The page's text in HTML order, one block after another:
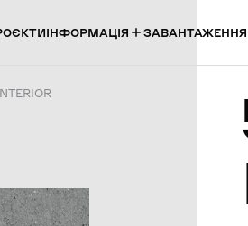
ІНФОРМАЦІЯ ЗАВАНТАЖЕННЯ